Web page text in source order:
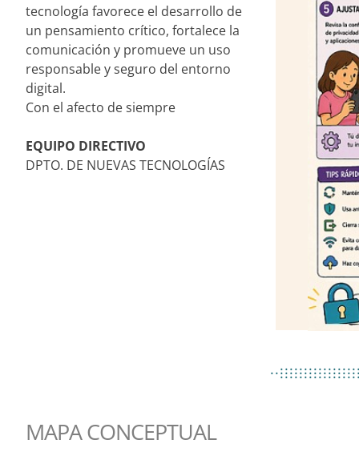
tecnología favorece el desarrollo de
un pensamiento crítico, fortalece la
comunicación y promueve un uso
responsable y seguro del entorno
digital.
Con el afecto de siempre
EQUIPO DIRECTIVO
DPTO. DE NUEVAS TECNOLOGÍAS
MAPA CONCEPTUAL